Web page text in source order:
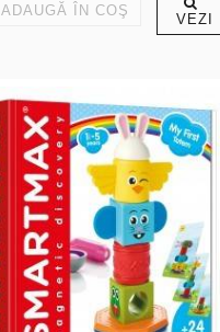
ADAUGĂ ÎN COŞ VEZI